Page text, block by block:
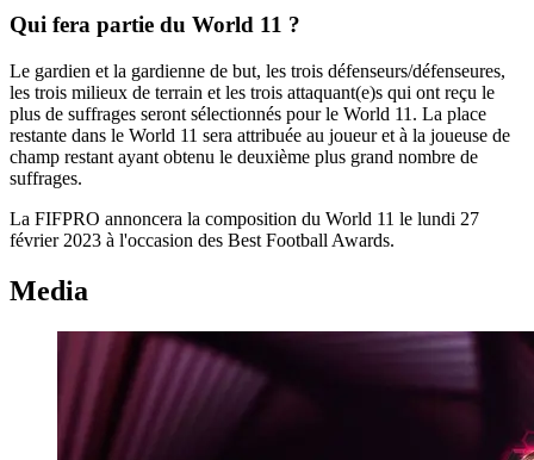
Qui fera partie du World 11 ?
Le gardien et la gardienne de but, les trois défenseurs/défenseures,
les trois milieux de terrain et les trois attaquant(e)s qui ont reçu le
plus de suffrages seront sélectionnés pour le World 11. La place
restante dans le World 11 sera attribuée au joueur et à la joueuse de
champ restant ayant obtenu le deuxième plus grand nombre de
suffrages.
La FIFPRO annoncera la composition du World 11 le lundi 27
février 2023 à l'occasion des Best Football Awards.
Media